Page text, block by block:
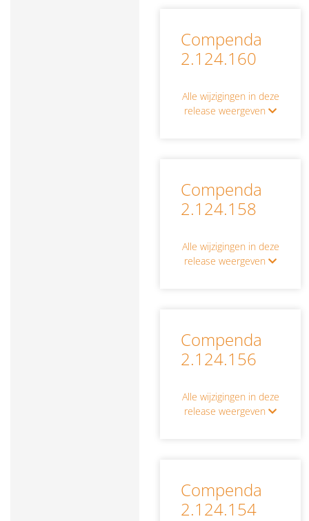
Compenda
2.124.160
Alle wijzigingen in deze
release weergeven
Compenda
2.124.158
Alle wijzigingen in deze
release weergeven
Compenda
2.124.156
Alle wijzigingen in deze
release weergeven
Compenda
2.124.154